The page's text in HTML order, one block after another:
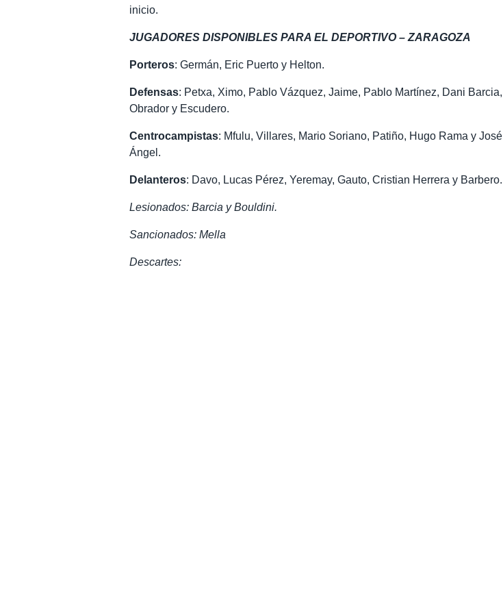
inicio.
JUGADORES DISPONIBLES PARA EL DEPORTIVO – ZARAGOZA
Porteros: Germán, Eric Puerto y Helton.
Defensas: Petxa, Ximo, Pablo Vázquez, Jaime, Pablo Martínez, Dani Barcia,
Obrador y Escudero.
Centrocampistas: Mfulu, Villares, Mario Soriano, Patiño, Hugo Rama y José
Ángel.
Delanteros: Davo, Lucas Pérez, Yeremay, Gauto, Cristian Herrera y Barbero.
Lesionados: Barcia y Bouldini.
Sancionados: Mella
Descartes: